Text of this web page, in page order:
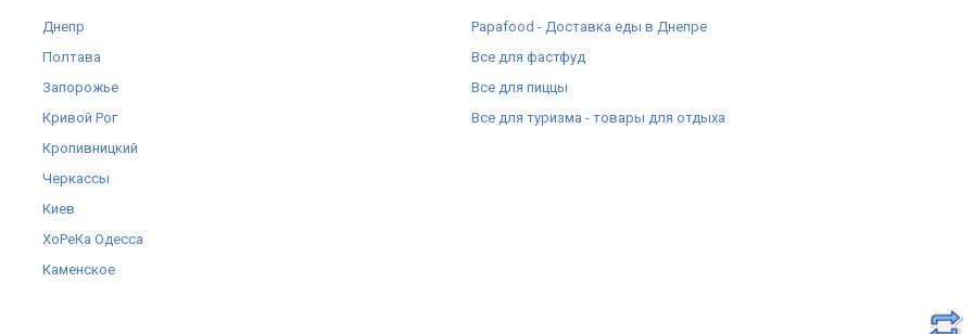
Днепр
Полтава
Запорожье
Кривой Рог
Кропивницкий
Черкаcсы
Киев
ХоРеКа Одесса
Каменское
Papafood - Доставка еды в Днепре
Все для фастфуд
Все для пиццы
Все для туризма - товары для отдыха